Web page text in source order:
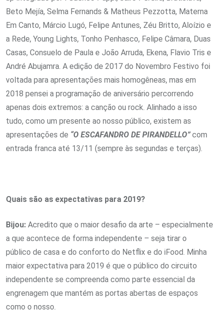
Beto Mejía, Selma Fernands & Matheus Pezzotta, Materna
Em Canto, Márcio Lugó, Felipe Antunes, Zéu Britto, Aloízio e
a Rede, Young Lights, Tonho Penhasco, Felipe Câmara, Duas
Casas, Consuelo de Paula e João Arruda, Ekena, Flavio Tris e
André Abujamra. A edição de 2017 do Novembro Festivo foi
voltada para apresentações mais homogêneas, mas em
2018 pensei a programação de aniversário percorrendo
apenas dois extremos: a canção ou rock. Alinhado a isso
tudo, como um presente ao nosso público, existem as
apresentações de “O ESCAFANDRO DE PIRANDELLO”com
entrada franca até 13/11 (sempre às segundas e terças).
Quais são as expectativas para 2019?
Bijou: Acredito que o maior desafio da arte – especialmente
a que acontece de forma independente – seja tirar o
público de casa e do conforto do Netflix e do iFood. Minha
maior expectativa para 2019 é que o público do circuito
independente se compreenda como parte essencial da
engrenagem que mantém as portas abertas de espaços
como o nosso.